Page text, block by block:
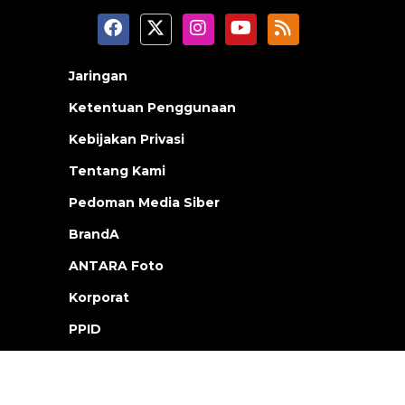
Jaringan
Ketentuan Penggunaan
Kebijakan Privasi
Tentang Kami
Pedoman Media Siber
BrandA
ANTARA Foto
Korporat
PPID